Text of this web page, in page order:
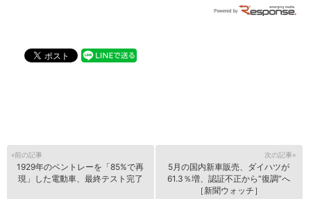
«前の記事
1929年のベントレーを「85%で再
現」した電動車、最終テスト完了
次の記事»
5月の国内新車販売、ダイハツが
61.3％増、認証不正から“復調”へ
［新聞ウォッチ］